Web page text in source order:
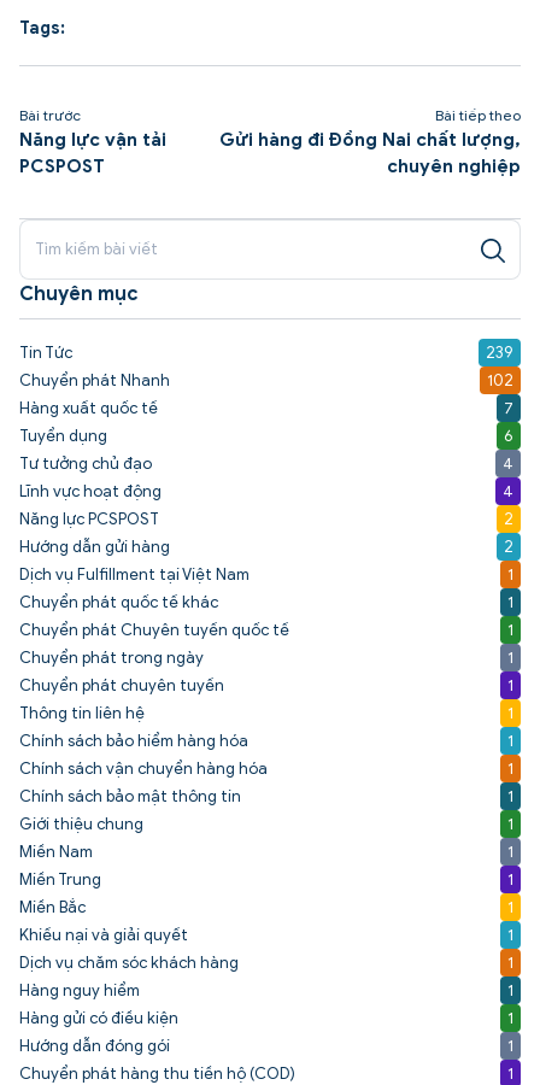
Tags:
Bài trước
Năng lực vận tải
PCSPOST
Bài tiếp theo
Gửi hàng đi Đồng Nai chất lượng,
chuyên nghiệp
Chuyên mục
Tin Tức
239
Chuyển phát Nhanh
102
Hàng xuất quốc tế
7
Tuyển dụng
6
Tư tưởng chủ đạo
4
Lĩnh vực hoạt động
4
Năng lực PCSPOST
2
Hướng dẫn gửi hàng
2
Dịch vụ Fulfillment tại Việt Nam
1
Chuyển phát quốc tế khác
1
Chuyển phát Chuyên tuyến quốc tế
1
Chuyển phát trong ngày
1
Chuyển phát chuyên tuyến
1
Thông tin liên hệ
1
Chính sách bảo hiểm hàng hóa
1
Chính sách vận chuyển hàng hóa
1
Chính sách bảo mật thông tin
1
Giới thiệu chung
1
Miền Nam
1
Miền Trung
1
Miền Bắc
1
Khiếu nại và giải quyết
1
Dịch vụ chăm sóc khách hàng
1
Hàng nguy hiểm
1
Hàng gửi có điều kiện
1
Hướng dẫn đóng gói
1
Chuyển phát hàng thu tiền hộ (COD)
1